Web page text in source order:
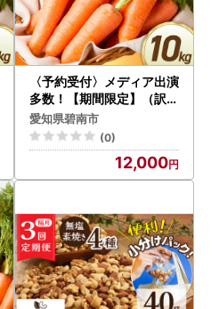
〈予約受付〉メディア出演
多数！【期間限定】（訳あ
り）鈴盛農園の甘～いにん
じん 『スウィートキャロ
ットリリィ』 10kg H022
愛知県碧南市
(0)
12,000